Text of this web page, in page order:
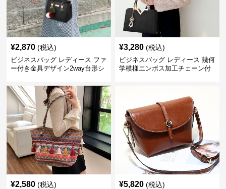
¥2,870 (税込)
ビジネスバッグ レディース ファ
ー付き金具デザイン2way台形シ
¥3,280 (税込)
ビジネスバッグ レディース 幾何
学模様エンボス加工チェーン付
¥2,580 (税込) ¥5,820 (税込)